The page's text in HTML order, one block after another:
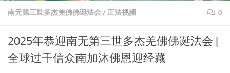
南无第三世多杰羌佛佛诞法会/正法视频 0
2025年恭迎南无第三世多杰羌佛佛诞法会 |
全球过千信众南加沐佛恩迎经藏